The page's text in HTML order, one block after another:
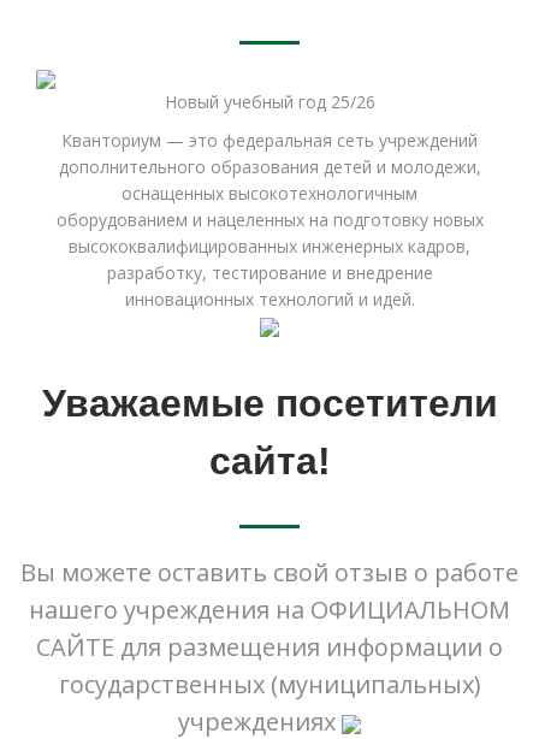
Новый учебный год 25/26
Кванториум — это федеральная сеть учреждений
дополнительного образования детей и молодежи,
оснащенных высокотехнологичным
оборудованием и нацеленных на подготовку новых
высококвалифицированных инженерных кадров,
разработку, тестирование и внедрение
инновационных технологий и идей.
Уважаемые посетители
сайта!
Вы можете оставить свой отзыв о работе
нашего учреждения на ОФИЦИАЛЬНОМ
САЙТЕ для размещения информации о
государственных (муниципальных)
учреждениях